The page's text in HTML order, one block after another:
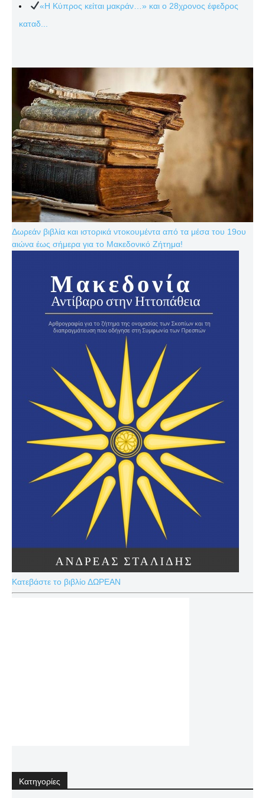
«Η Κύπρος κείται μακράν…» και ο 28χρονος έφεδρος
καταδ...
Δωρεάν βιβλία και ιστορικά ντοκουμέντα από τα μέσα του 19ου
αιώνα έως σήμερα για το Μακεδονικό Ζήτημα!
Κατεβάστε το βιβλίο ΔΩΡΕΑΝ
Κατηγορίες